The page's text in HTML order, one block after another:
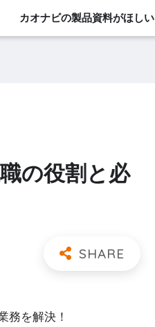
カオナビの製品資料がほしい
の役割と必
務を解決！